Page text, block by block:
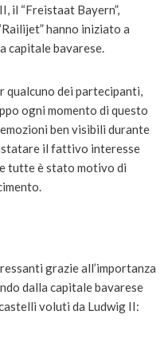
il “Freistaat Bayern”,
hanno iniziato a
capitale bavarese.
qualcuno dei partecipanti,
ogni momento di questo
ben visibili durante
il fattivo interesse
tutte è stato motivo di
grazie all’importanza
dalla capitale bavarese
voluti da Ludwig II: